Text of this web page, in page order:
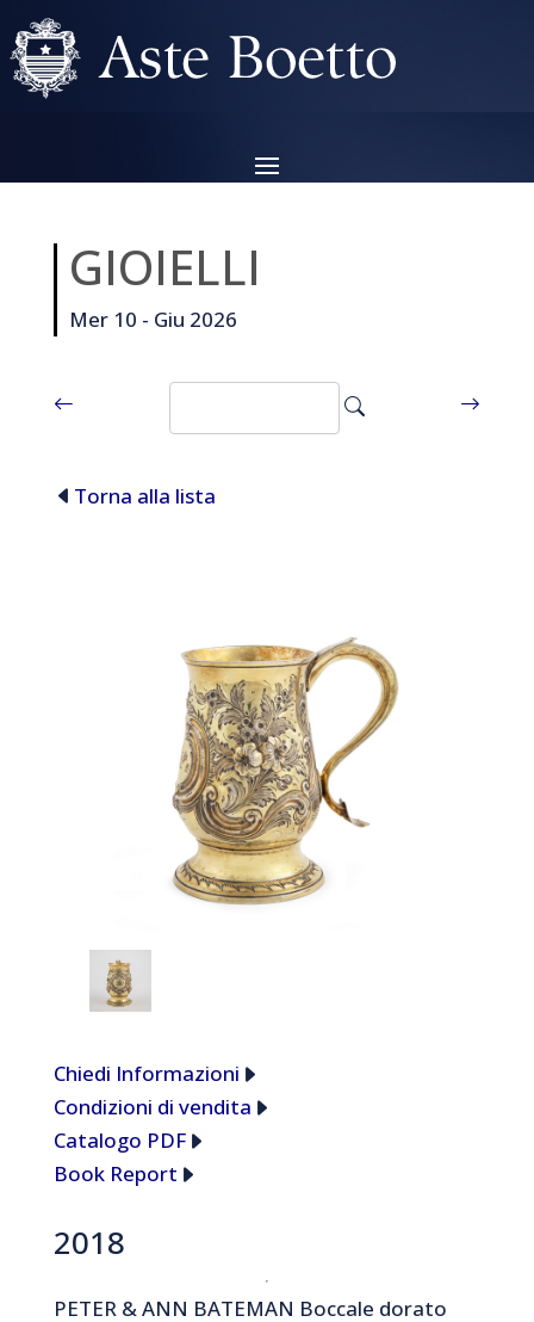
GIOIELLI
Mer 10 - Giu 2026
Torna alla lista
Chiedi Informazioni
Condizioni di vendita
Catalogo PDF
Book Report
2018
PETER & ANN BATEMAN Boccale dorato